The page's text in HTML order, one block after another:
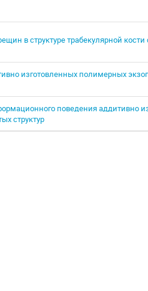
в структуре трабекулярной
изготовленных полимерных
поведения аддитивно
структур